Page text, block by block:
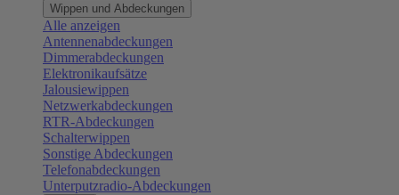
Wippen und Abdeckungen
Alle anzeigen
Antennenabdeckungen
Dimmerabdeckungen
Elektronikaufsätze
Jalousiewippen
Netzwerkabdeckungen
RTR-Abdeckungen
Schalterwippen
Sonstige Abdeckungen
Telefonabdeckungen
Unterputzradio-Abdeckungen